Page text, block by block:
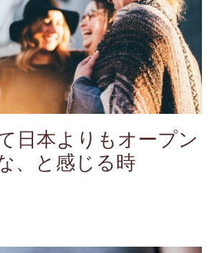
日本よりもオープン
、と感じる時